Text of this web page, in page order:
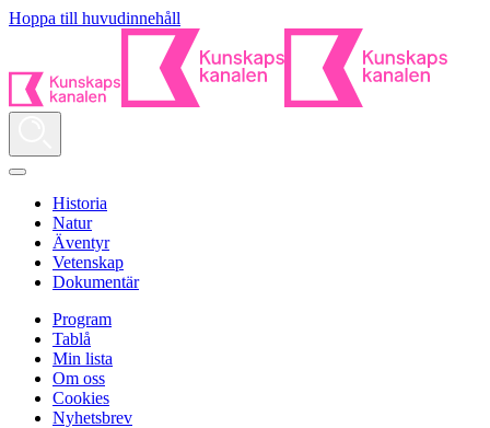
Hoppa till huvudinnehåll
Historia
Natur
Äventyr
Vetenskap
Dokumentär
Program
Tablå
Min lista
Om oss
Cookies
Nyhetsbrev